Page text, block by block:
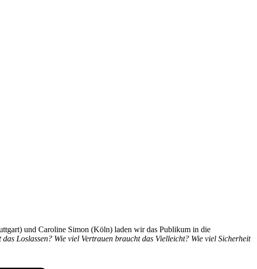
und Caroline Simon (Köln) laden wir das Publikum in die
Loslassen? Wie viel Vertrauen braucht das Vielleicht? Wie viel Sicherheit